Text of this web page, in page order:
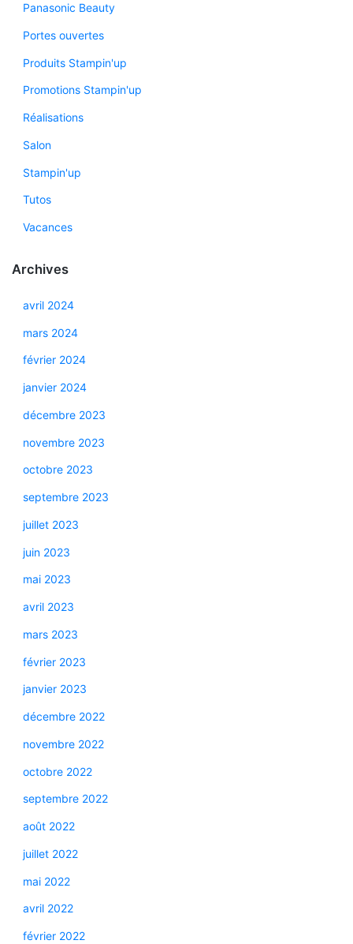
Panasonic Beauty
Portes ouvertes
Produits Stampin'up
Promotions Stampin'up
Réalisations
Salon
Stampin'up
Tutos
Vacances
Archives
avril 2024
mars 2024
février 2024
janvier 2024
décembre 2023
novembre 2023
octobre 2023
septembre 2023
juillet 2023
juin 2023
mai 2023
avril 2023
mars 2023
février 2023
janvier 2023
décembre 2022
novembre 2022
octobre 2022
septembre 2022
août 2022
juillet 2022
mai 2022
avril 2022
février 2022